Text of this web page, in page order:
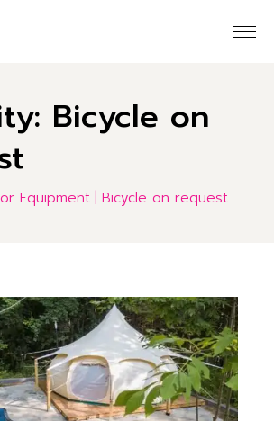
Bicycle on
Equipment Bicycle on request